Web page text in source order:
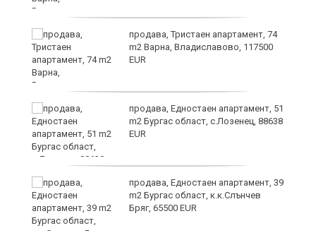
продава, Тристаен апартамент, 74
m2 Варна, Владиславово, 117500
EUR
продава, Едностаен апартамент, 51
m2 Бургас област, с.Лозенец, 88638
EUR
продава, Едностаен апартамент, 39
m2 Бургас област, к.к.Слънчев
Бряг, 65500 EUR